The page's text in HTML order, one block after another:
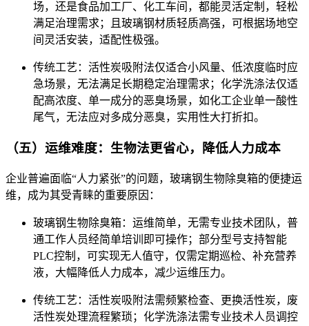
场，还是食品加工厂、化工车间，都能灵活定制，轻松
满足治理需求；且玻璃钢材质轻质高强，可根据场地空
间灵活安装，适配性极强。
传统工艺：活性炭吸附法仅适合小风量、低浓度临时应
急场景，无法满足长期稳定治理需求；化学洗涤法仅适
配高浓度、单一成分的恶臭场景，如化工企业单一酸性
尾气，无法应对多成分恶臭，实用性大打折扣。
（五）运维难度：生物法更省心，降低人力成本
企业普遍面临“人力紧张”的问题，玻璃钢生物除臭箱的便捷运
维，成为其受青睐的重要原因：
玻璃钢生物除臭箱：运维简单，无需专业技术团队，普
通工作人员经简单培训即可操作；部分型号支持智能
PLC控制，可实现无人值守，仅需定期巡检、补充营养
液，大幅降低人力成本，减少运维压力。
传统工艺：活性炭吸附法需频繁检查、更换活性炭，废
活性炭处理流程繁琐；化学洗涤法需专业技术人员调控